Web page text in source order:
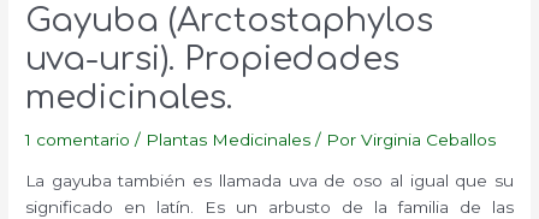
Gayuba (Arctostaphylos
uva-ursi). Propiedades
medicinales.
1 comentario / Plantas Medicinales / PorVirginia Ceballos
La gayuba también es llamada uva de oso al igual que su
significado en latín. Es un arbusto de la familia de las